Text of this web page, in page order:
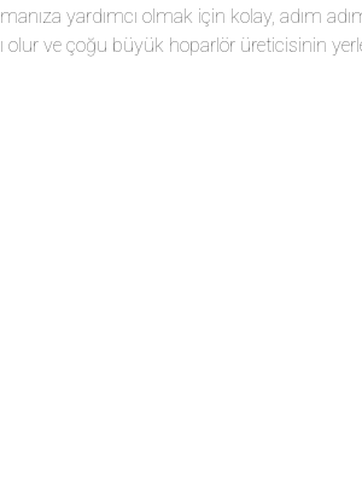
yardımcı olmak için kolay, adım
olur ve çoğu büyük hoparlör üreticisinin